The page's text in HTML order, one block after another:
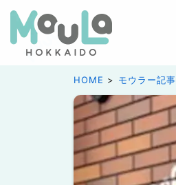
HOME モウラー記事